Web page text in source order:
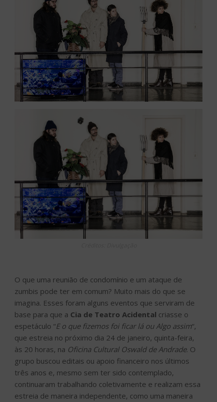
O que uma reunião de condomínio e um ataque de
zumbis pode ter em comum? Muito mais do que se
imagina. Esses foram alguns eventos que serviram de
base para que a Cia de Teatro Acidental criasse o
espetáculo “E o que fizemos foi ficar lá ou Algo assim“,
que estreia no próximo dia 24 de janeiro, quinta-feira,
às 20 horas, na Oficina Cultural Oswald de Andrade. O
grupo buscou editais ou apoio financeiro nos últimos
três anos e, mesmo sem ter sido contemplado,
continuaram trabalhando coletivamente e realizam essa
estreia de maneira independente, como uma maneira